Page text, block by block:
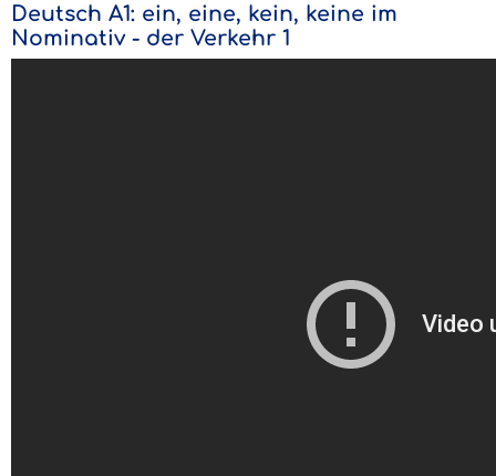
Deutsch A1: ein, eine, kein, keine im
Nominativ - der Verkehr 1